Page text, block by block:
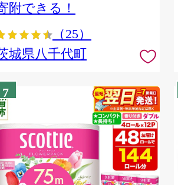
附できる！
（25）
城県八千代町
7